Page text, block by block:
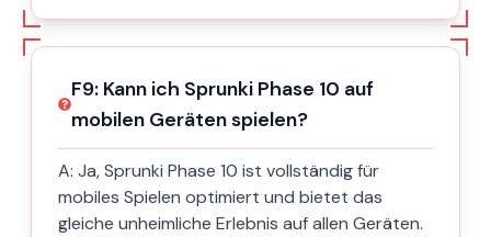
F9: Kann ich Sprunki Phase 10 auf
mobilen Geräten spielen?
A: Ja, Sprunki Phase 10 ist vollständig für
mobiles Spielen optimiert und bietet das
gleiche unheimliche Erlebnis auf allen Geräten.